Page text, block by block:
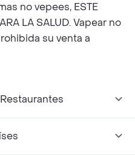
no vepees, ESTE
LA SALUD. Vapear no
su venta a